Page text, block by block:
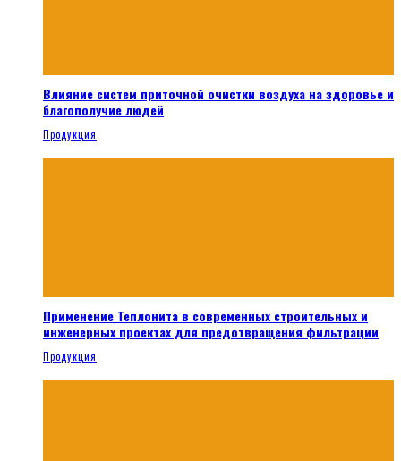
Влияние систем приточной очистки воздуха на здоровье и
благополучие людей
Продукция
Применение Теплонита в современных строительных и
инженерных проектах для предотвращения фильтрации
Продукция